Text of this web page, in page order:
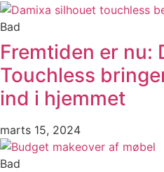
Bad
Fremtiden er nu:
Touchless
ind i hjemmet
marts 15, 2024
Bad